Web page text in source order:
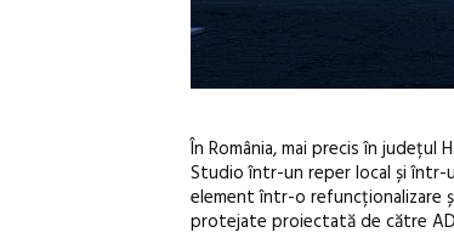
În România, mai precis în
Studio într-un reper local și într-
element într-o refuncționalizare
protejate proiectată de către